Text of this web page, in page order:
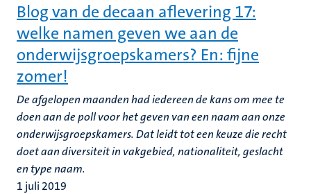
Blog van de decaan aflevering 17:
welke namen geven we aan de
onderwijsgroepskamers? En: fijne
zomer!
De afgelopen maanden had iedereen de kans om mee te
doen aan de poll voor het geven van een naam aan onze
onderwijsgroepskamers. Dat leidt tot een keuze die recht
doet aan diversiteit in vakgebied, nationaliteit, geslacht
en type naam.
1 juli 2019